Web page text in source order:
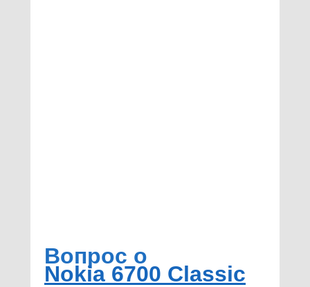
Вопрос о
Nokia 6700 Classic